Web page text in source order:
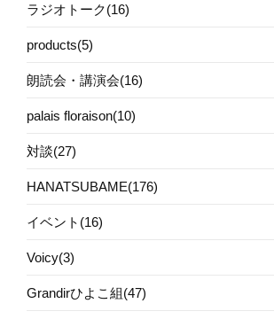
ラジオトーク(16)
products(5)
朗読会・講演会(16)
palais floraison(10)
対談(27)
HANATSUBAME(176)
イベント(16)
Voicy(3)
Grandirひよこ組(47)